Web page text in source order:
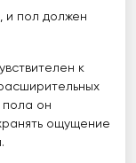
и пол должен
к
пола он
ощущение